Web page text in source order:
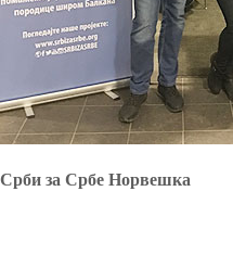
Срби за Србе Норвешка